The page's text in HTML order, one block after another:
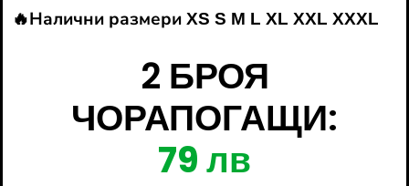
🔥Налични размери XS S M L XL XXL XXXL
2 БРОЯ
ЧОРАПОГАЩИ:
79 лв